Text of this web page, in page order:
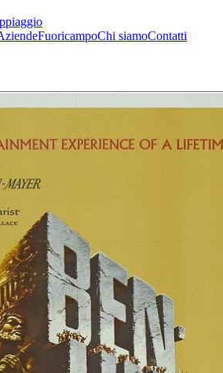
FuoricampoChi siamoContatti